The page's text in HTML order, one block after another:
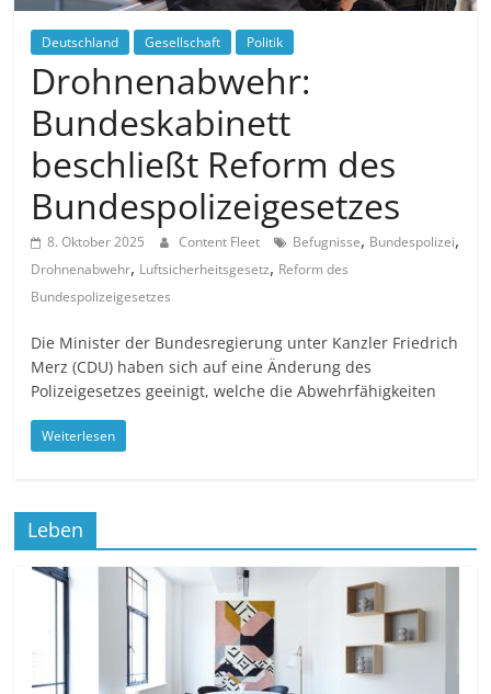
Deutschland Gesellschaft Politik
Drohnenabwehr:
Bundeskabinett
beschließt Reform des
Bundespolizeigesetzes
8. Oktober 2025 Content Fleet Befugnisse, Bundespolizei,
Drohnenabwehr, Luftsicherheitsgesetz, Reform des
Bundespolizeigesetzes
Die Minister der Bundesregierung unter Kanzler Friedrich
Merz (CDU) haben sich auf eine Änderung des
Polizeigesetzes geeinigt, welche die Abwehrfähigkeiten
Weiterlesen
Leben